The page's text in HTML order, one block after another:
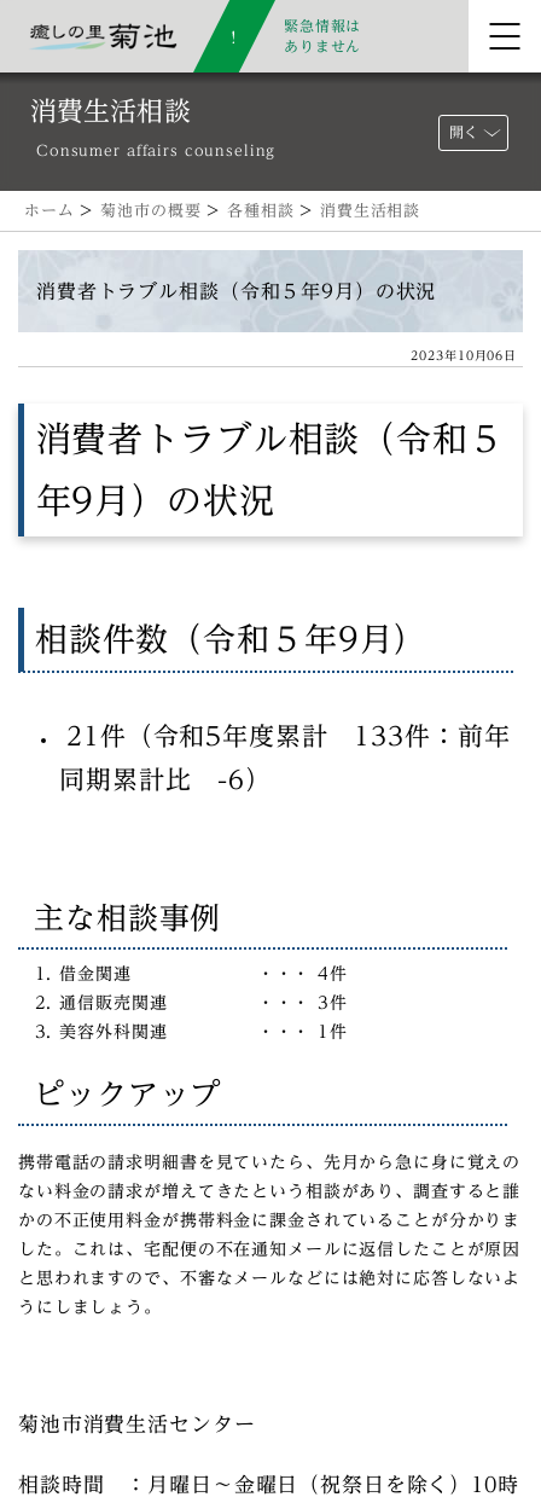
緊急情報は
ありません
消費生活相談
Consumer affairs counseling
開く
ホーム > 菊池市の概要 > 各種相談 >消費生活相談
消費者トラブル相談（令和５年9月）の状況
2023年10月06日
消費者トラブル相談（令和５
年9月）の状況
相談件数（令和５年9月）
21件（令和5年度累計 133件：前年
同期累計比 -6）
主な相談事例
借金関連 ・・・ 4件
通信販売関連 ・・・ 3件
美容外科関連 ・・・ 1件
ピックアップ
携帯電話の請求明細書を見ていたら、先月から急に身に覚えの
ない料金の請求が増えてきたという相談があり、調査すると誰
かの不正使用料金が携帯料金に課金されていることが分かりま
した。これは、宅配便の不在通知メールに返信したことが原因
と思われますので、不審なメールなどには絶対に応答しないよ
うにしましょう。
菊池市消費生活センター
相談時間 ：月曜日～金曜日（祝祭日を除く）10時